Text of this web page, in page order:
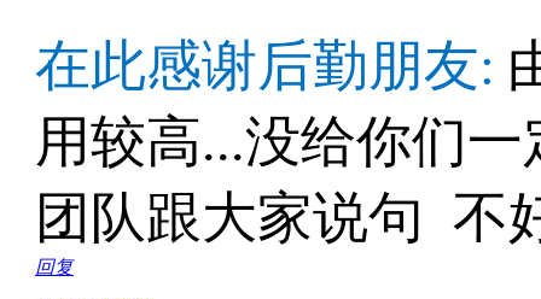
在此感谢后勤朋友:
用较高...没给你们
团队跟大家说句 不
回复